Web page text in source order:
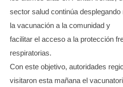
sector salud continúa
la vacunación a la comunidad y
facilitar el acceso a la protección
respiratorias.
Con este objetivo, autoridades
visitaron esta mañana el